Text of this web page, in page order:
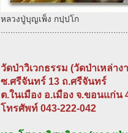
หลวงปู่บุญเพ็ง กปฺปโก
วัดป่าวิเวกธรรม (วัดป่าเหล่าง
ซ.ศรีจันทร์ 13 ถ.ศรีจันทร์
ต.ในเมือง อ.เมือง จ.ขอนแก่น
โทรศัพท์ 043-222-042